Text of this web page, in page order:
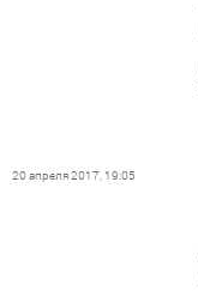
20 апреля 2017, 19:05